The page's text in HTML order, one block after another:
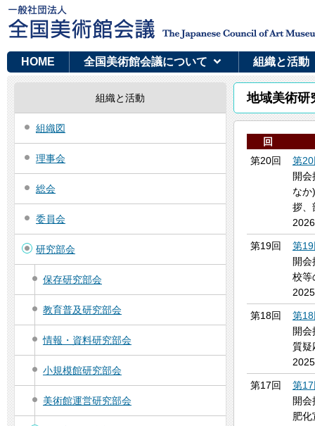
HOME 全国美術館会議について 組織と活動
組織と活動
組織図
理事会
総会
委員会
研究部会
保存研究部会
教育普及研究部会
情報・資料研究部会
小規模館研究部会
美術館運営研究部会
地域美術研
回
第20回
第
開
な
拶、
第19回
第
開
校等
第18回
第
開会
質疑
第17回
第
開会
肥化